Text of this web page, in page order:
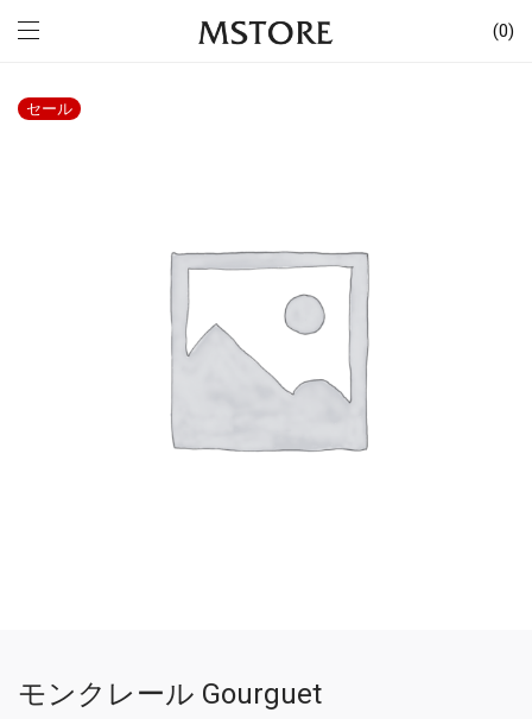
0
セール
モンクレール Gourguet